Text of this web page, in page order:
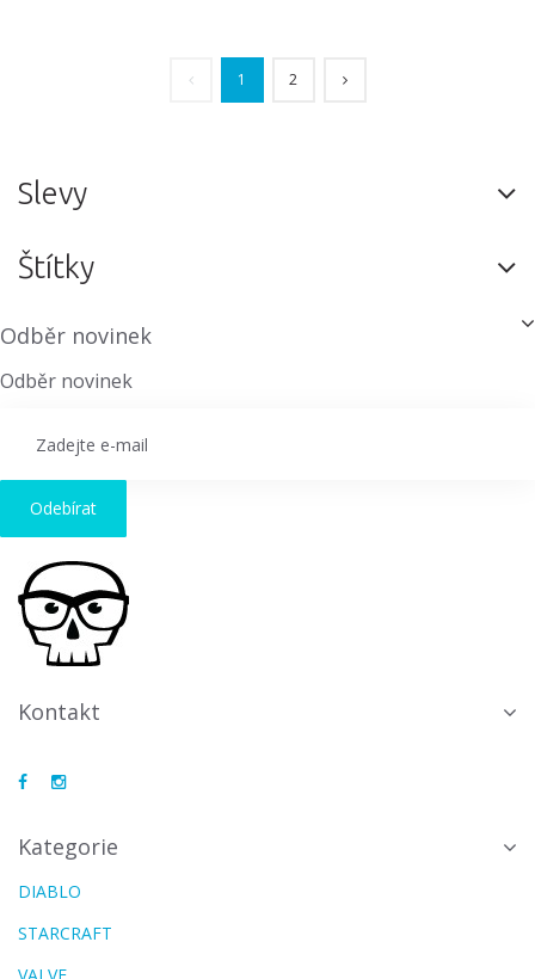
1 2
Slevy
Štítky
Odběr novinek
Odběr novinek
Odebírat
Kontakt
Kategorie
DIABLO
STARCRAFT